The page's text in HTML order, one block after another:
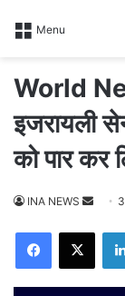
Menu
World
इजरायली
को पार कर
INA NEWS
d
a